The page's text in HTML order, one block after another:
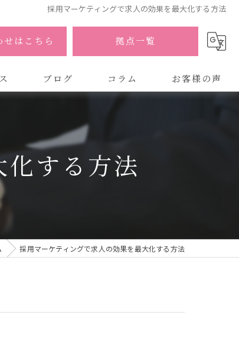
採用マーケティングで求人の効果を最大化する方法
せはこちら 拠点一覧
東京 渋谷オフィス
南森町オフィス
ブログ コラム お客様の声
する方法
採用マーケティングで求人の効果を最大化する方法